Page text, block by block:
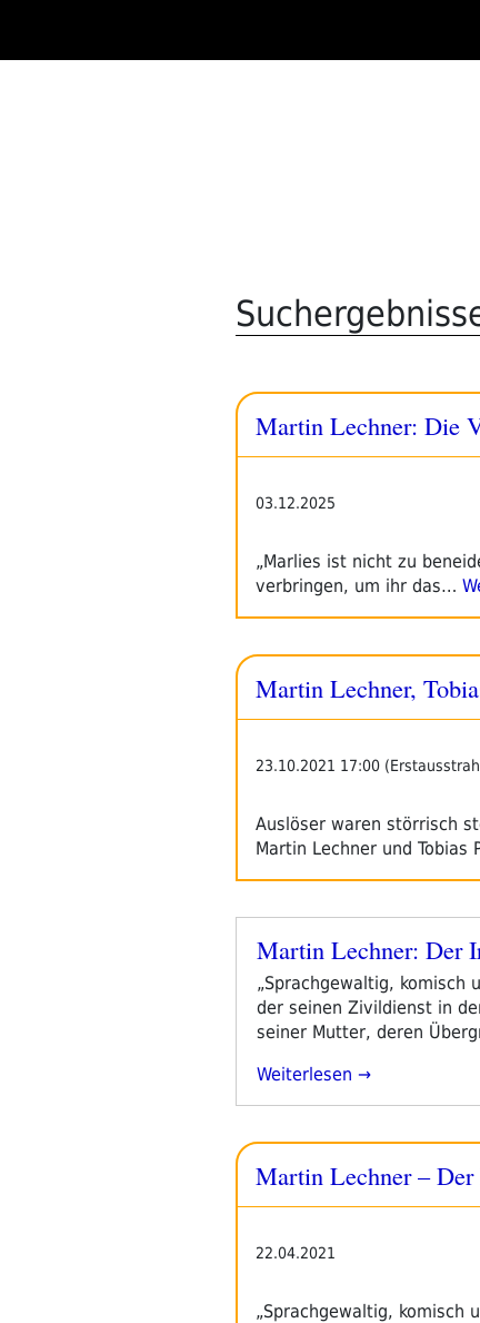
springen
Martin Lechner: Die
03.12.2025
„Marlies ist nicht zu
verbringen, um ihr das…
Martin Lechner,
23.10.2021 17:00
Auslöser waren störrisch
Martin Lechner und
Veröffentlicht
Martin Lechner: Der
„Sprachgewaltig, komisch
der seinen Zivildienst in
seiner Mutter, deren
„Martin
Irrweg“
Weiterlesen
Martin Lechner –
22.04.2021
„Sprachgewaltig, komisch